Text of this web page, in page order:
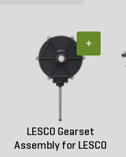
LESCO Gearset
Assembly for LESCO
+